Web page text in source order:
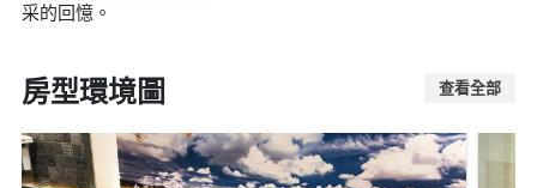
采的回憶。
房型環境圖 查看全部